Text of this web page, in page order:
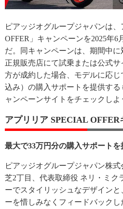
ピアッジオグループジャパンは
OFFER」キャンペーンを2025年6
だ。同キャンペーンは、期間中
正規販売店にて試乗または公式
方が成約した場合、モデルに応じ
込み）の購入サポートを提供す
ャンペーンサイトをチェックしよ
アプリリア SPECIAL
最大で33万円分の購入サポートを
ピアッジオグループジャパン株
芝2丁目、代表取締役 ネリ・ミク
ーでスタイリッシュなデザイン
ーを惜しみなくフィードバックし